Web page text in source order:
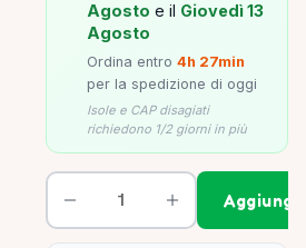
Agosto e il Giovedì 13
Agosto
Ordina entro4h 27min
per la spedizione di oggi
Isole e CAP disagiati
richiedono 1/2 giorni in più